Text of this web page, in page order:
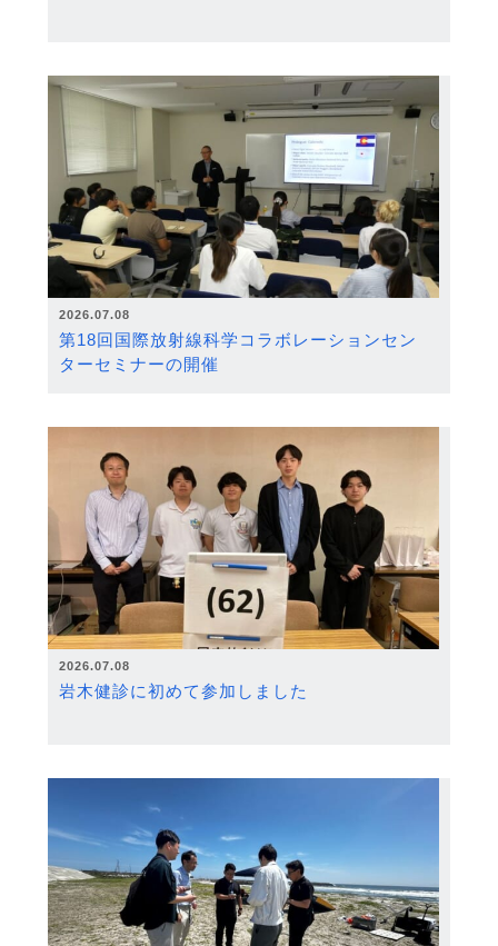
2026.07.08
第18回国際放射線科学コラボレーションセン
ターセミナーの開催
2026.07.08
岩木健診に初めて参加しました